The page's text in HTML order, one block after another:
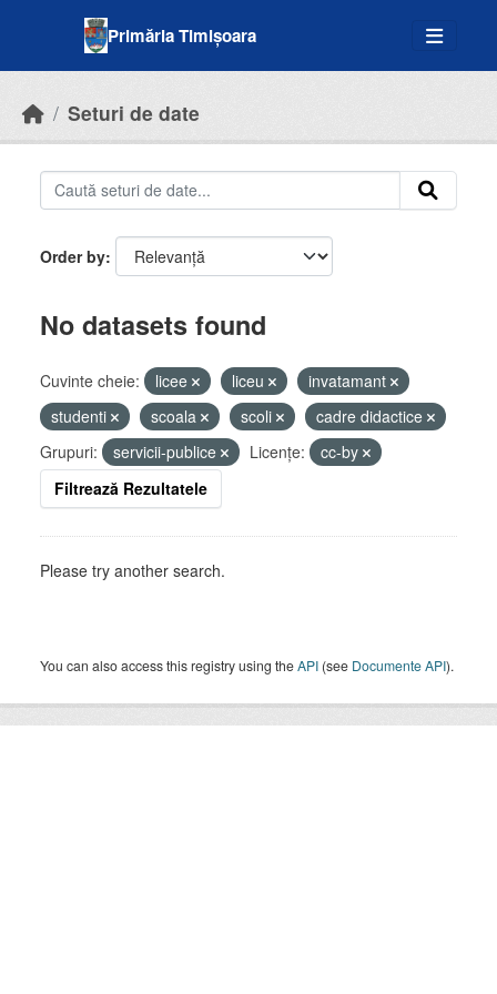
Primăria Timișoara
Seturi de date
Order by
No datasets found
Cuvinte cheie: licee liceu
invatamant
studenti
scoala scoli
cadre didactice
Grupuri:
servicii-publice Licenţe:
cc-by
Filtrează Rezultatele
Please try another search.
You can also access this registry using theAPI (see Documente API).